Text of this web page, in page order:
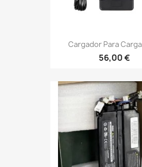
Cargador Para
56,00 €